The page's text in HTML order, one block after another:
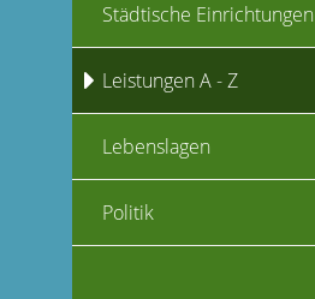
Städtische Einrichtungen
Leistungen A - Z
Lebenslagen
Politik